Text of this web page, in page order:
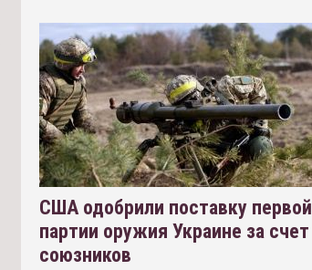
США одобрили поставку первой
партии оружия Украине за счет
союзников